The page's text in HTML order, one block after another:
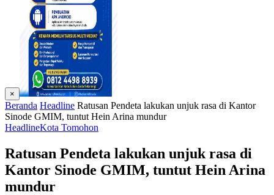
×
Beranda Headline Ratusan Pendeta lakukan unjuk rasa di Kantor
Sinode GMIM, tuntut Hein Arina mundur
HeadlineKota Tomohon
Ratusan Pendeta lakukan unjuk rasa di
Kantor Sinode GMIM, tuntut Hein Arina
mundur